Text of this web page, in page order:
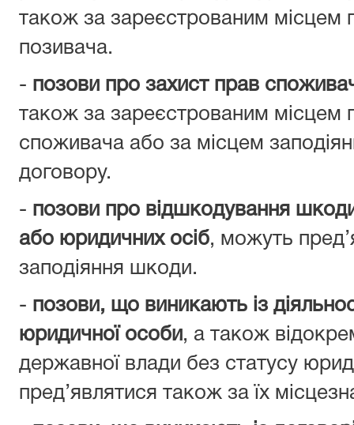
також за зареєстрованим місцем
позивача.
- позови про захист прав
також за зареєстрованим місцем
споживача або за місцем
договору.
- позови про відшкодування
або юридичних осіб, можуть
заподіяння шкоди.
- позови, що виникають із
юридичної особи, а також
державної влади без статусу
пред’являтися також за їх